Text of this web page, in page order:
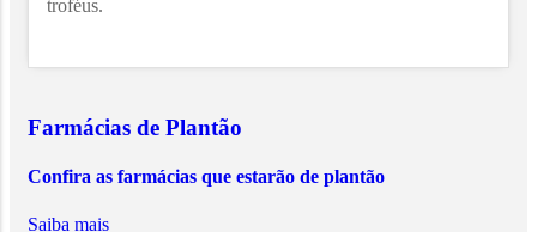
troféus.
Farmácias de Plantão
Confira as farmácias que estarão de plantão
Saiba mais